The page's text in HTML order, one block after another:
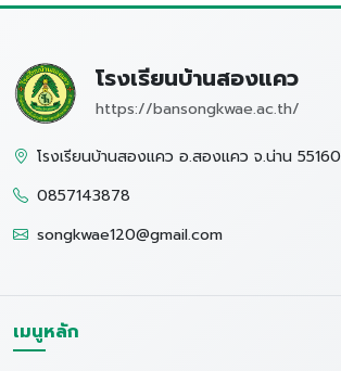
โรงเรียนบ้านสองแคว
https://bansongkwae.ac.th/
โรงเรียนบ้านสองแคว อ.สองแคว จ.น่าน 55160
0857143878
songkwae120@gmail.com
เมนูหลัก